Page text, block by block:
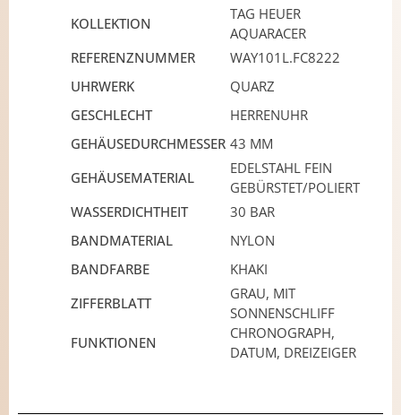
KOLLEKTION
TAG HEUER
AQUARACER
REFERENZNUMMER
WAY101L.FC8222
UHRWERK
QUARZ
GESCHLECHT
HERRENUHR
GEHÄUSEDURCHMESSER 43 MM
GEHÄUSEMATERIAL
EDELSTAHL FEIN
GEBÜRSTET/POLIERT
WASSERDICHTHEIT
30 BAR
BANDMATERIAL
NYLON
BANDFARBE
KHAKI
ZIFFERBLATT
GRAU, MIT
SONNENSCHLIFF
FUNKTIONEN
CHRONOGRAPH,
DATUM, DREIZEIGER